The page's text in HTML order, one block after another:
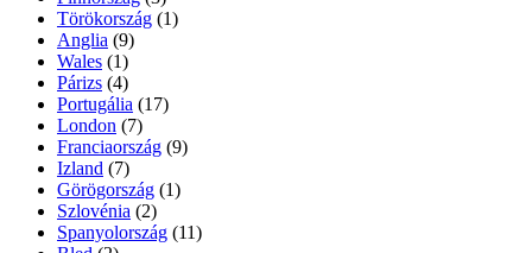
Törökország (1)
Anglia (9)
Wales (1)
Párizs (4)
Portugália (17)
London (7)
Franciaország (9)
Izland (7)
Görögország (1)
Szlovénia (2)
Spanyolország (11)